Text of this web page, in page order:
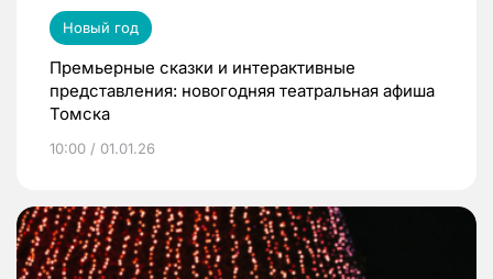
Новый год
Премьерные сказки и интерактивные
представления: новогодняя театральная афиша
Томска
10:00 / 01.01.26